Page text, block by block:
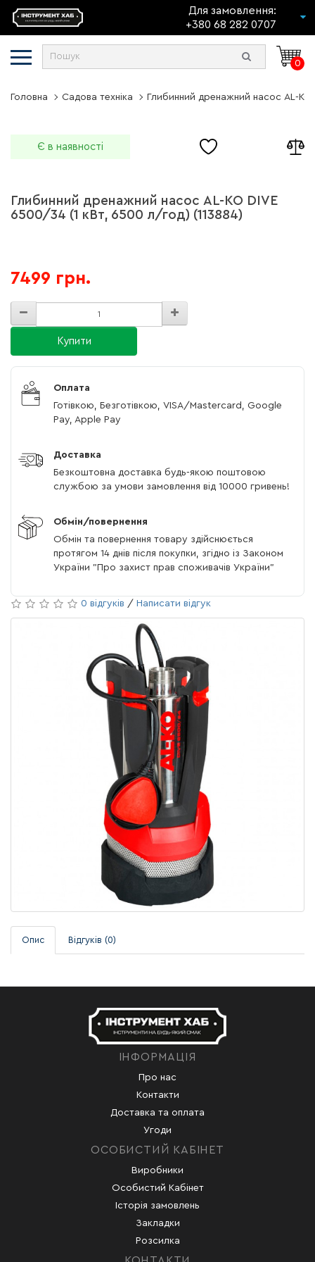
Для замовлення:
+380 68 282 0707
0
Головна Садова техніка Глибинний дренажний насос AL-
Опис Відгуків (0)
Є в наявності
Глибинний дренажний насос AL-KO DIVE
6500/34 (1 кВт, 6500 л/год) (113884)
7499 грн.
Купити
Оплата
Готівкою, Безготівкою, VISA/Mastercard, Google
Pay, Apple Pay
Доставка
Безкоштовна доставка будь-якою поштовою
службою за умови замовлення від 10000 гривень!
Обмін/повернення
Обмін та повернення товару здійснюється
протягом 14 днів після покупки, згідно із Законом
України "Про захист прав споживачів України"
0 відгуків / Написати відгук
ІНФОРМАЦІЯ
Про нас
Контакти
Доставка та оплата
Угоди
ОСОБИСТИЙ КАБІНЕТ
Виробники
Особистий Кабінет
Історія замовлень
Закладки
Розсилка